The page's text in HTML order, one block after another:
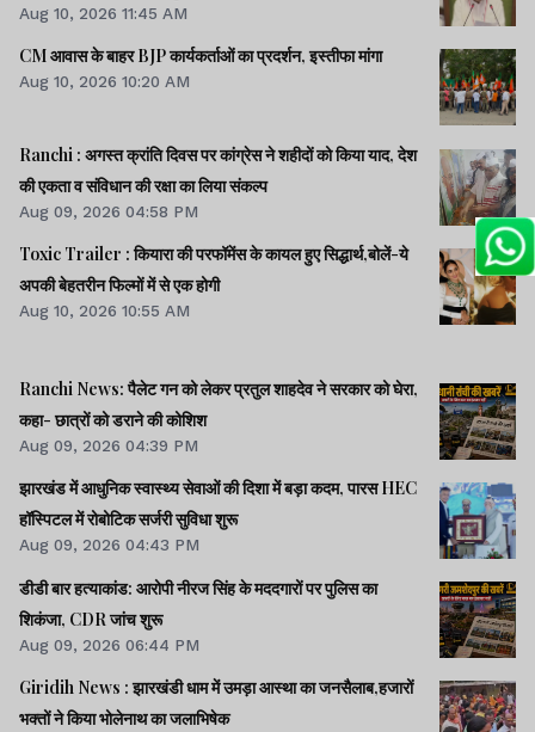
Aug 10, 2026 11:45 AM
CM आवास के बाहर BJP कार्यकर्ताओं का प्रदर्शन, इस्तीफा मांगा
Aug 10, 2026 10:20 AM
Ranchi : अगस्त क्रांति दिवस पर कांग्रेस ने शहीदों को किया याद, देश
की एकता व संविधान की रक्षा का लिया संकल्प
Aug 09, 2026 04:58 PM
Toxic Trailer : कियारा की परफॉमेंस के कायल हुए सिद्धार्थ,बोलें-ये
अपकी बेहतरीन फिल्मों में से एक होगी
Aug 10, 2026 10:55 AM
Ranchi News: पैलेट गन को लेकर प्रतुल शाहदेव ने सरकार को घेरा,
कहा- छात्रों को डराने की कोशिश
Aug 09, 2026 04:39 PM
झारखंड में आधुनिक स्वास्थ्य सेवाओं की दिशा में बड़ा कदम, पारस HEC
हॉस्पिटल में रोबोटिक सर्जरी सुविधा शुरू
Aug 09, 2026 04:43 PM
डीडी बार हत्याकांड: आरोपी नीरज सिंह के मददगारों पर पुलिस का
शिकंजा, CDR जांच शुरू
Aug 09, 2026 06:44 PM
Giridih News : झारखंडी धाम में उमड़ा आस्था का जनसैलाब,हजारों
भक्तों ने किया भोलेनाथ का जलाभिषेक